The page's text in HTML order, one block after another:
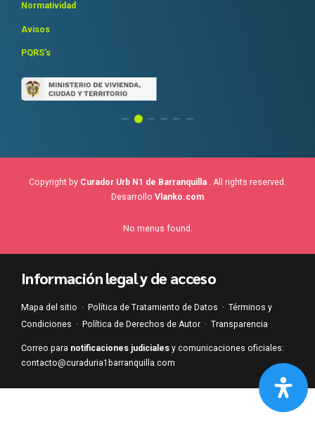
Normatividad
Avisos
PQRS’s
Copyright by Curador Urb N1 de Barranquilla . All rights reserved.
Desarrollo Vlanko.com
No menus found.
Información legal y de acceso
Mapa del sitio · Política de Tratamiento de Datos · Términos y
Condiciones · Política de Derechos de Autor · Transparencia
Correo para notificaciones judiciales y comunicaciones oficiales:
contacto@curaduria1barranquilla.com